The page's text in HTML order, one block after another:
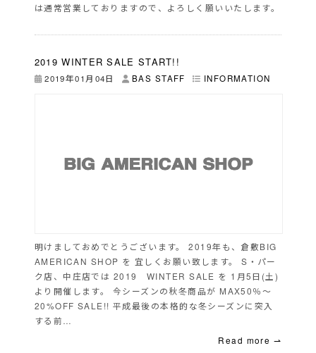
は通常営業しておりますので、よろしく願いいたします。
2019 WINTER SALE START!!
2019年01月04日 BAS STAFF INFORMATION
明けましておめでとうございます。 2019年も、倉敷BIG
AMERICAN SHOP を 宜しくお願い致します。 S・パー
ク店、中庄店では 2019 WINTER SALE を 1月5日(土)
より開催します。 今シーズンの秋冬商品が MAX50％～
20%OFF SALE!! 平成最後の本格的な冬シーズンに突入
する前…
Read more ⇀